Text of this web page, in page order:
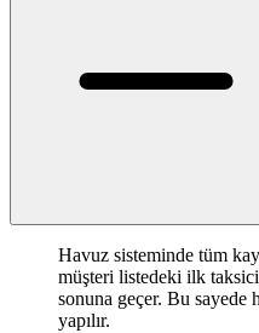
Havuz sisteminde tüm
müşteri listedeki ilk
sonuna geçer. Bu sayede
yapılır.